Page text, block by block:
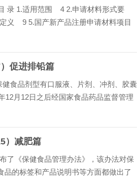
录 1.适用范围 4 2.申请材料形式要
9 5.国产新产品注册申请材料项目
促进排铅篇
食品剂型有口服液、片剂、冲剂、胶囊
12月12日之后经国家食品药品监督管理
50种。 ……
）减肥篇
《保健食品管理办法》，该办法对保
的标签和产品说明书等方面都做出了
健食品发……